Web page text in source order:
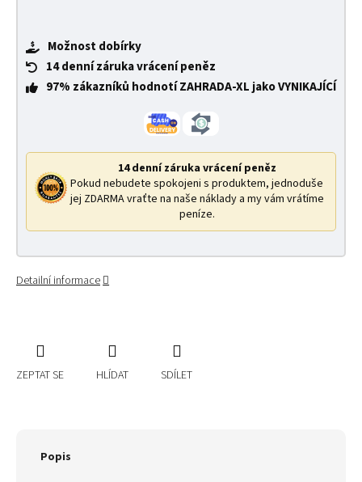
Možnost dobírky
14 denní záruka vrácení peněz
97% zákazníků hodnotí ZAHRADA-XL jako VYNIKAJÍCÍ
14 denní záruka vrácení peněz
Pokud nebudete spokojeni s produktem, jednoduše
jej ZDARMA vraťte na naše náklady a my vám vrátíme
peníze.
Detailní informace
ZEPTAT SE HLÍDAT SDÍLET
Popis